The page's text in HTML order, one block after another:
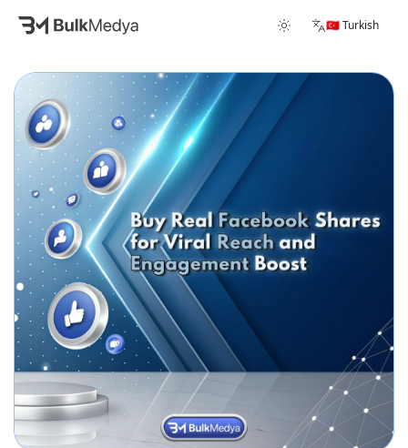
🇹🇷 Turkish